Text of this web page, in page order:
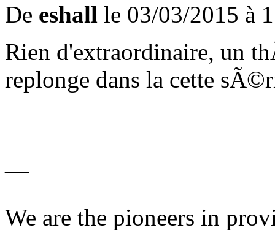
De eshall le 03/03/2015 à
Rien d'extraordinaire, un
replonge dans la cette
We are the pioneers in